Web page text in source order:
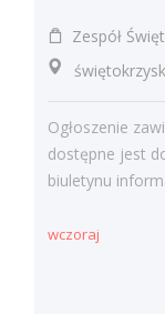
Zespół Świętokrzyskich i
Ogłoszenie
dostępne jest
biuletynu
wczoraj